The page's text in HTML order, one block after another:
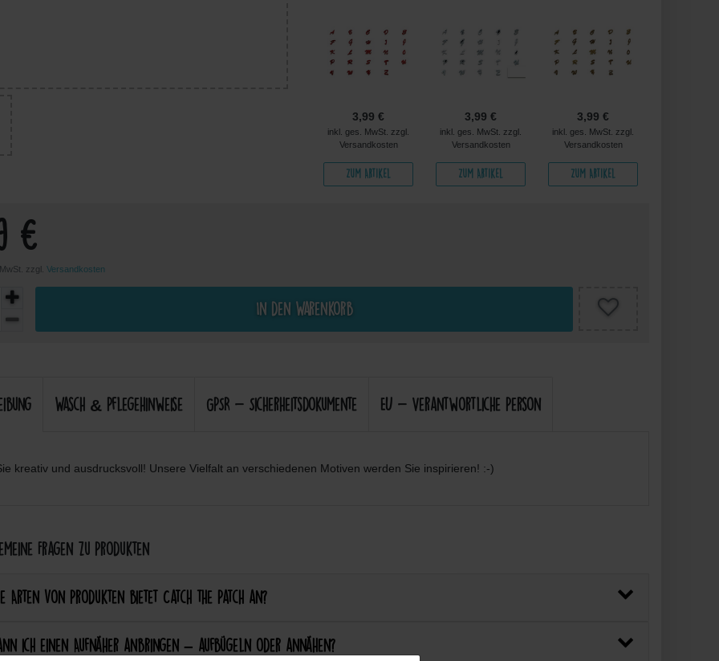
3,99 €
inkl. ges. MwSt. zzgl.
Versandkosten
Zum Artikel
3,99 €
inkl. ges. MwSt. zzgl.
Versandkosten
Zum Artikel
3,99 €
inkl. ges. MwSt. zzgl.
Versandkosten
Zum Artikel
€
zzgl. Versandkosten
In den Warenkorb
Wasch & Pflegehinweise GPSR - Sicherheitsdokumente EU - Verantwortliche Person
kreativ und ausdrucksvoll! Unsere Vielfalt an verschiedenen Motiven werden Sie inspirieren! :-)
Fragen zu Produkten
Arten von Produkten bietet Catch the Patch an?
ich einen Aufnäher anbringen – aufbügeln oder annähen?